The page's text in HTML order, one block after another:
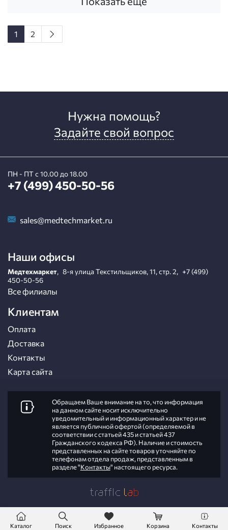
1 2
Нужна помощь?
Задайте свой вопрос
ПН - ПТ с 10.00 до 18.00
+7 (499) 450-50-56
sales@medtechmarket.ru
Наши офисы
Медтехмаркет, 8-я улица Текстильщиков, 11, стр. 2, +7 (499)
450-50-56
Все филиалы
Клиентам
Оплата
Доставка
Контакты
Карта сайта
Обращаем Ваше внимание на то, что информация
на данном сайте носит исключительно
уведомительный и информационный характер и не
является публичной офертой (определяемой в
соответствии с статьей 435 и статьей 437
Гражданского кодекса РФ). Наличие и стоимость
представленных на сайте товаров уточняйте по
телефонам отдела продаж, представленным в
разделе "Контакты" настоящего ресурса.
Каталог Поиск Избранное Корзина Контакты